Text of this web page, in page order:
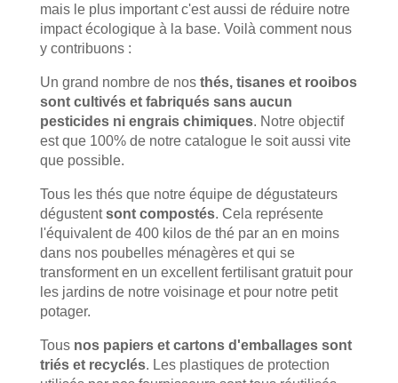
mais le plus important c'est aussi de réduire notre
impact écologique à la base. Voilà comment nous
y contribuons :
Un grand nombre de nos thés, tisanes et rooibos
sont cultivés et fabriqués sans aucun
pesticides ni engrais chimiques. Notre objectif
est que 100% de notre catalogue le soit aussi vite
que possible.
Tous les thés que notre équipe de dégustateurs
dégustentsont compostés. Cela représente
l'équivalent de 400 kilos de thé par an en moins
dans nos poubelles ménagères et qui se
transforment en un excellent fertilisant gratuit pour
les jardins de notre voisinage et pour notre petit
potager.
Tous nos papiers et cartons d'emballages sont
triés et recyclés. Les plastiques de protection